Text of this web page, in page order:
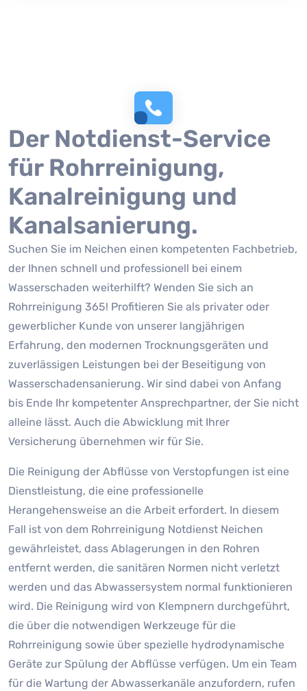
Der Notdienst-Service
für Rohrreinigung,
Kanalreinigung und
Kanalsanierung.
Suchen Sie im Neichen einen kompetenten Fachbetrieb,
der Ihnen schnell und professionell bei einem
Wasserschaden weiterhilft? Wenden Sie sich an
Rohrreinigung 365! Profitieren Sie als privater oder
gewerblicher Kunde von unserer langjährigen
Erfahrung, den modernen Trocknungsgeräten und
zuverlässigen Leistungen bei der Beseitigung von
Wasserschadensanierung. Wir sind dabei von Anfang
bis Ende Ihr kompetenter Ansprechpartner, der Sie nicht
alleine lässt. Auch die Abwicklung mit Ihrer
Versicherung übernehmen wir für Sie.
Die Reinigung der Abflüsse von Verstopfungen ist eine
Dienstleistung, die eine professionelle
Herangehensweise an die Arbeit erfordert. In diesem
Fall ist von dem Rohrreinigung Notdienst Neichen
gewährleistet, dass Ablagerungen in den Rohren
entfernt werden, die sanitären Normen nicht verletzt
werden und das Abwassersystem normal funktionieren
wird. Die Reinigung wird von Klempnern durchgeführt,
die über die notwendigen Werkzeuge für die
Rohrreinigung sowie über spezielle hydrodynamische
Geräte zur Spülung der Abflüsse verfügen. Um ein Team
für die Wartung der Abwasserkanäle anzufordern, rufen